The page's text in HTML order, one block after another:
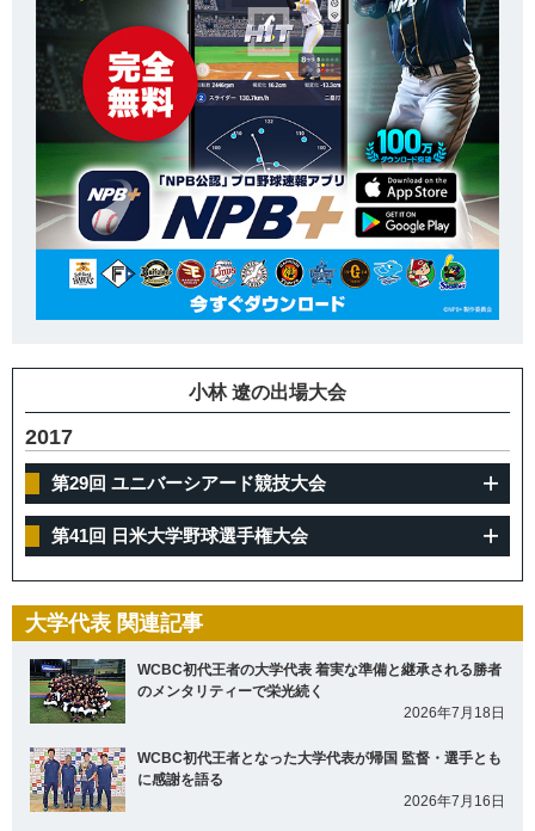
小林 遼の出場大会
2017
第29回 ユニバーシアード競技大会
第41回 日米大学野球選手権大会
大学代表 関連記事
WCBC初代王者の大学代表 着実な準備と継承される勝者
のメンタリティーで栄光続く
2026年7月18日
WCBC初代王者となった大学代表が帰国 監督・選手とも
に感謝を語る
2026年7月16日